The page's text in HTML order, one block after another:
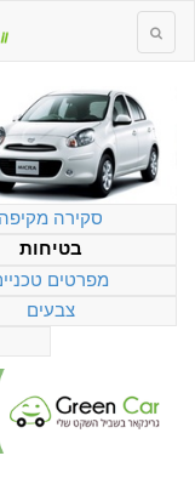
סקירה מקיפה
בטיחות
מפרטים
צבעים